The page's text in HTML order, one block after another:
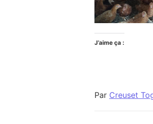
J’aime ça :
Par Creuset